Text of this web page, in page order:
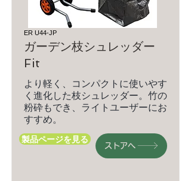
ER U44-JP
ガーデン枝シュレッダー
Fit
より軽く、コンパクトに使いやす
く進化した枝シュレッダー。竹の
粉砕もでき、ライトユーザーにお
すすめ。
製品ページを見る
ストアへ